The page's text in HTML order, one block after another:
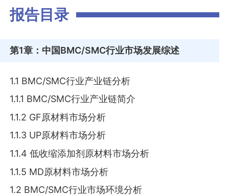
报告目录
第1章 ：中国BMC/SMC行业市场发展综述
1.1 BMC/SMC行业产业链分析
1.1.1 BMC/SMC行业产业链简介
1.1.2 GF原材料市场分析
1.1.3 UP原材料市场分析
1.1.4 低收缩添加剂原材料市场分析
1.1.5 MD原材料市场分析
1.2 BMC/SMC行业市场环境分析